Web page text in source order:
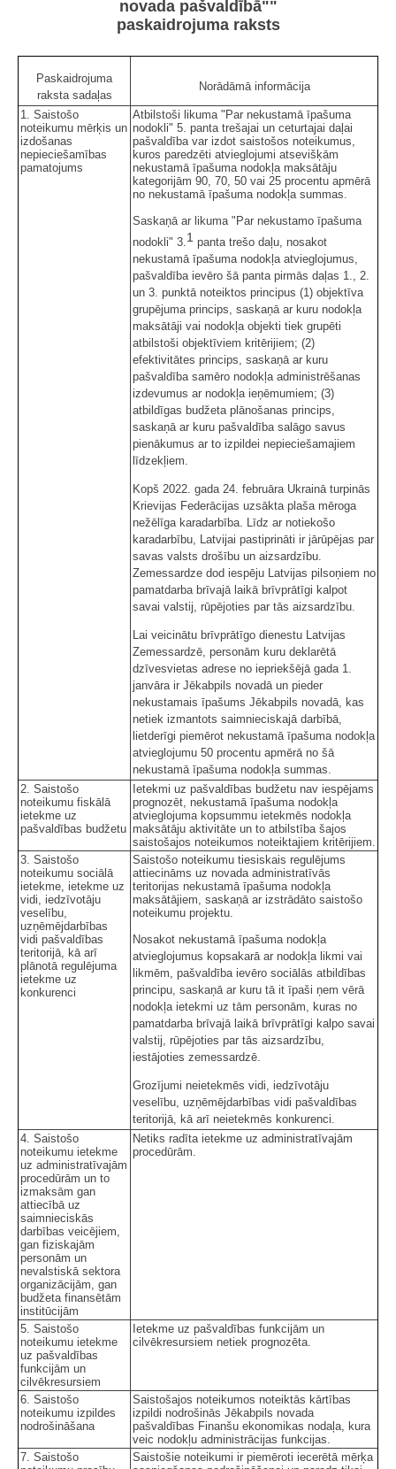
novada pašvaldībā""
paskaidrojuma raksts
Paskaidrojuma
raksta sadaļas
Norādāmā informācija
1. Saistošo
noteikumu mērķis un
izdošanas
nepieciešamības
pamatojums
Atbilstoši likuma "Par nekustamā īpašuma
nodokli" 5. panta trešajai un ceturtajai daļai
pašvaldība var izdot saistošos noteikumus,
kuros paredzēti atvieglojumi atsevišķām
nekustamā īpašuma nodokļa maksātāju
kategorijām 90, 70, 50 vai 25 procentu apmērā
no nekustamā īpašuma nodokļa summas.
Saskaņā ar likuma "Par nekustamo īpašuma
nodokli" 3.1 panta trešo daļu, nosakot
nekustamā īpašuma nodokļa atvieglojumus,
pašvaldība ievēro šā panta pirmās daļas 1., 2.
un 3. punktā noteiktos principus (1) objektīva
grupējuma princips, saskaņā ar kuru nodokļa
maksātāji vai nodokļa objekti tiek grupēti
atbilstoši objektīviem kritērijiem; (2)
efektivitātes princips, saskaņā ar kuru
pašvaldība samēro nodokļa administrēšanas
izdevumus ar nodokļa ieņēmumiem; (3)
atbildīgas budžeta plānošanas princips,
saskaņā ar kuru pašvaldība salāgo savus
pienākumus ar to izpildei nepieciešamajiem
līdzekļiem.
Kopš 2022. gada 24. februāra Ukrainā turpinās
Krievijas Federācijas uzsākta plaša mēroga
nežēlīga karadarbība. Līdz ar notiekošo
karadarbību, Latvijai pastiprināti ir jārūpējas par
savas valsts drošību un aizsardzību.
Zemessardze dod iespēju Latvijas pilsoņiem no
pamatdarba brīvajā laikā brīvprātīgi kalpot
savai valstij, rūpējoties par tās aizsardzību.
Lai veicinātu brīvprātīgo dienestu Latvijas
Zemessardzē, personām kuru deklarētā
dzīvesvietas adrese no iepriekšējā gada 1.
janvāra ir Jēkabpils novadā un pieder
nekustamais īpašums Jēkabpils novadā, kas
netiek izmantots saimnieciskajā darbībā,
lietderīgi piemērot nekustamā īpašuma nodokļa
atvieglojumu 50 procentu apmērā no šā
nekustamā īpašuma nodokļa summas.
2. Saistošo
noteikumu fiskālā
ietekme uz
pašvaldības budžetu
Ietekmi uz pašvaldības budžetu nav iespējams
prognozēt, nekustamā īpašuma nodokļa
atvieglojuma kopsummu ietekmēs nodokļa
maksātāju aktivitāte un to atbilstība šajos
saistošajos noteikumos noteiktajiem kritērijiem.
3. Saistošo
noteikumu sociālā
ietekme, ietekme uz
vidi, iedzīvotāju
veselību,
uzņēmējdarbības
vidi pašvaldības
teritorijā, kā arī
plānotā regulējuma
ietekme uz
konkurenci
Saistošo noteikumu tiesiskais regulējums
attiecināms uz novada administratīvās
teritorijas nekustamā īpašuma nodokļa
maksātājiem, saskaņā ar izstrādāto saistošo
noteikumu projektu.
Nosakot nekustamā īpašuma nodokļa
atvieglojumus kopsakarā ar nodokļa likmi vai
likmēm, pašvaldība ievēro sociālās atbildības
principu, saskaņā ar kuru tā it īpaši ņem vērā
nodokļa ietekmi uz tām personām, kuras no
pamatdarba brīvajā laikā brīvprātīgi kalpo savai
valstij, rūpējoties par tās aizsardzību,
iestājoties zemessardzē.
Grozījumi neietekmēs vidi, iedzīvotāju
veselību, uzņēmējdarbības vidi pašvaldības
teritorijā, kā arī neietekmēs konkurenci.
4. Saistošo
noteikumu ietekme
uz administratīvajām
procedūrām un to
izmaksām gan
attiecībā uz
saimnieciskās
darbības veicējiem,
gan fiziskajām
personām un
nevalstiskā sektora
organizācijām, gan
budžeta finansētām
institūcijām
Netiks radīta ietekme uz administratīvajām
procedūrām.
5. Saistošo
noteikumu ietekme
uz pašvaldības
funkcijām un
cilvēkresursiem
Ietekme uz pašvaldības funkcijām un
cilvēkresursiem netiek prognozēta.
6. Saistošo
noteikumu izpildes
nodrošināšana
Saistošajos noteikumos noteiktās kārtības
izpildi nodrošinās Jēkabpils novada
pašvaldības Finanšu ekonomikas nodaļa, kura
veic nodokļu administrācijas funkcijas.
7. Saistošo
Saistošie noteikumi ir piemēroti iecerētā mērķa